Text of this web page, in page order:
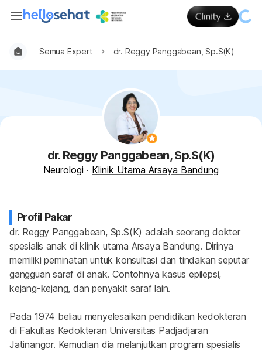
Semua Expert dr. Reggy Panggabean, Sp.S(K)
dr. Reggy Panggabean, Sp.S(K)
Neurologi · Klinik Utama Arsaya Bandung
Profil Pakar
dr. Reggy Panggabean, Sp.S(K) adalah seorang dokter
spesialis anak di klinik utama Arsaya Bandung. Dirinya
memiliki peminatan untuk konsultasi dan tindakan seputar
gangguan saraf di anak. Contohnya kasus epilepsi,
kejang-kejang, dan penyakit saraf lain.
Pada 1974 beliau menyelesaikan pendidikan kedokteran
di Fakultas Kedokteran Universitas Padjadjaran
Jatinangor. Kemudian dia melanjutkan program spesialis